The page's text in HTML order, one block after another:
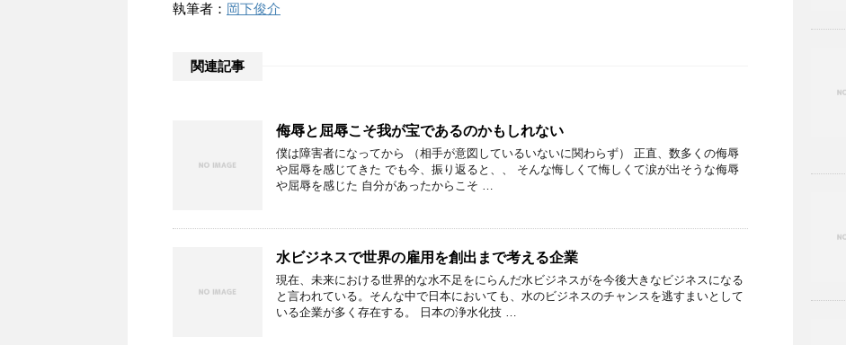
執筆者： 岡下俊介
関連記事
侮辱と屈辱こそ我が宝であるのかもしれない
僕は障害者になってから （相手が意図しているいないに関わらず） 正直、数多くの侮辱
や屈辱を感じてきた でも今、振り返ると、、 そんな悔しくて悔しくて涙が出そうな侮辱
や屈辱を感じた 自分があったからこそ …
水ビジネスで世界の雇用を創出まで考える企業
現在、未来における世界的な水不足をにらんだ水ビジネスがを今後大きなビジネスになる
と言われている。そんな中で日本においても、水のビジネスのチャンスを逃すまいとして
いる企業が多く存在する。 日本の浄水化技 …